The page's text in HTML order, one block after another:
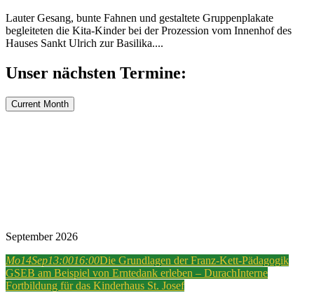
Lauter Gesang, bunte Fahnen und gestaltete Gruppenplakate
begleiteten die Kita-Kinder bei der Prozession vom Innenhof des
Hauses Sankt Ulrich zur Basilika....
Unser nächsten Termine:
Current Month
September 2026
Mo14Sep13:0016:00Die Grundlagen der Franz-Kett-Pädagogik
GSEB am Beispiel von Erntedank erleben – DurachInterne
Fortbildung für das Kinderhaus St. Josef